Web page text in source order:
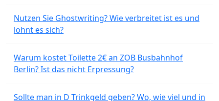
Nutzen Sie Ghostwriting? Wie verbreitet ist es und
lohnt es sich?
Warum kostet Toilette 2€ an ZOB Busbahnhof
Berlin? Ist das nicht Erpressung?
Sollte man in D Trinkgeld geben? Wo, wie viel und in